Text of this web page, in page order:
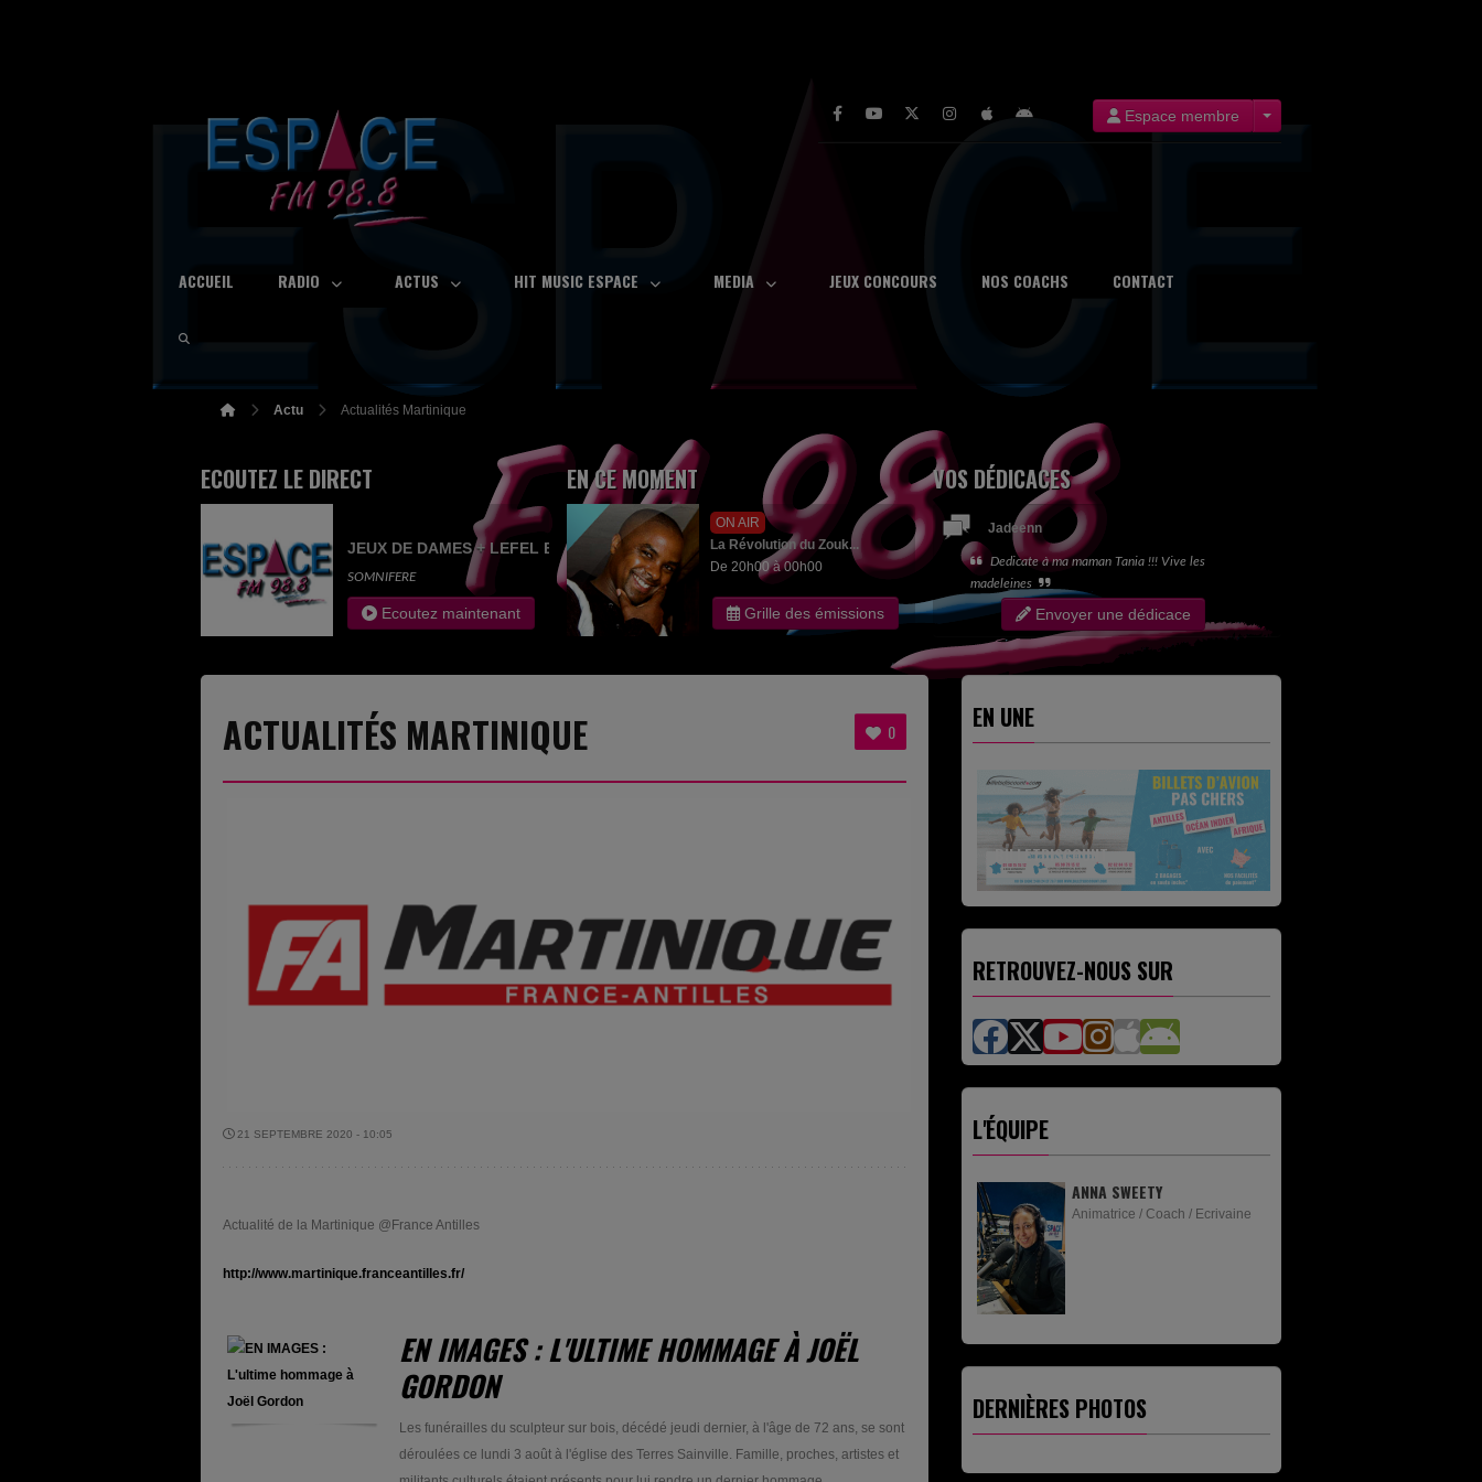
Espace membre
ACCUEIL RADIO ACTUS HIT MUSIC ESPACE MEDIA JEUX CONCOURS NOS COACHS CONTACT
Actu Actualités Martinique
ECOUTEZ LE DIRECT
JEUX DE DAMES + LEFEL EDITH
SOMNIFERE
Ecoutez maintenant
EN CE MOMENT
ON AIR
La Révolution du Zouk...
De 20h00 à 00h00
Grille des émissions
VOS DÉDICACES
Jadeenn
Dedicate à ma maman Tania !!! Vive les
madeleines
Envoyer une dédicace
0
ACTUALITÉS MARTINIQUE
21 SEPTEMBRE 2020 - 10:05
Actualité de la Martinique @France Antilles
http://www.martinique.franceantilles.fr/
EN IMAGES : L'ULTIME HOMMAGE À JOËL
GORDON
Les funérailles du sculpteur sur bois, décédé jeudi dernier, à l'âge de 72 ans, se sont
déroulées ce lundi 3 août à l'église des Terres Sainville. Famille, proches, artistes et
EN UNE
BILLETDISCOUNT
RETROUVEZ-NOUS SUR
L'ÉQUIPE
ANNA SWEETY
Animatrice / Coach / Ecrivaine
DERNIÈRES PHOTOS